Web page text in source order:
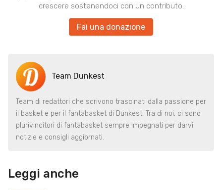
crescere sostenendoci con un contributo.
Fai una donazione
Team Dunkest
Team di redattori che scrivono trascinati dalla passione per
il basket e per il fantabasket di Dunkest. Tra di noi, ci sono
plurivincitori di fantabasket sempre impegnati per darvi
notizie e consigli aggiornati.
Leggi anche